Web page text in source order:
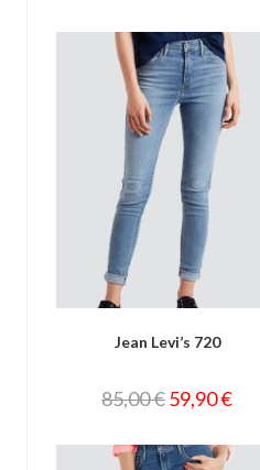
Jean Levi’s 720
85,00€59,90€